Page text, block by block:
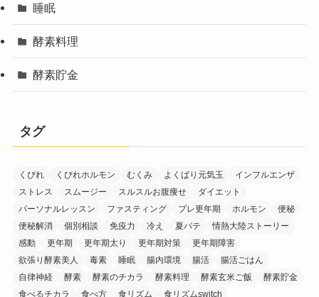
睡眠
酵素料理
酵素貯金
タグ
くびれ くびれホルモン むくみ よくばり元気玉
インフルエンザ
ストレス
スムージー スルスルお腹痩せ
ダイエット
パーソナルレッスン
ファスティング プレ更年期 ホルモン
便秘
便秘解消
個別相談 免疫力 冷え 夏バテ
情熱大陸ストーリー
感動
更年期 更年期太り 更年期対策
更年期障害
欲張り酵素美人
毒素 睡眠 腸内環境 腸活
腸活ごはん
自律神経
酵素 酵素のチカラ 酵素料理 酵素玄米ご飯
酵素貯金
食べるチカラ
食べ方 食リズム
食リズムswitch